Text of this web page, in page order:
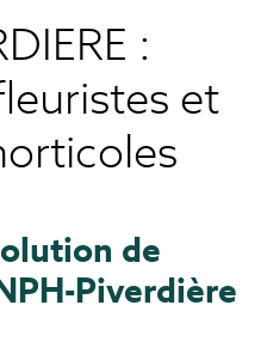
:
et
de
Piverdière